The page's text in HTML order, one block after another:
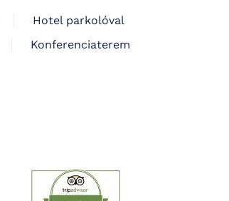
Hotel parkolóval
Konferenciaterem